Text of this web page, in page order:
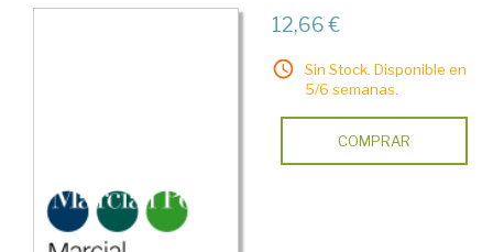
12,66 €
Sin Stock. Disponible en
5/6 semanas.
COMPRAR